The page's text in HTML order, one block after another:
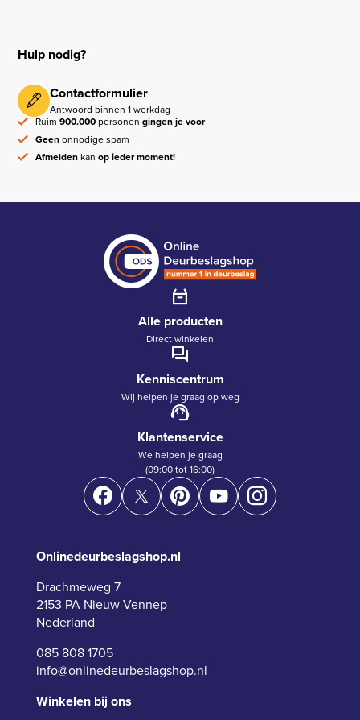
Hulp nodig?
Contactformulier
Antwoord binnen 1 werkdag
Ruim900.000personengingen je voor
Geenonnodige spam
Afmeldenkanop ieder moment!
Alle producten
Direct winkelen
Kenniscentrum
Wij helpen je graag op weg
Klantenservice
We helpen je graag
(09:00 tot 16:00)
Onlinedeurbeslagshop.nl
Drachmeweg 7
2153 PA Nieuw-Vennep
Nederland
085 808 1705
info@onlinedeurbeslagshop.nl
Winkelen bij ons